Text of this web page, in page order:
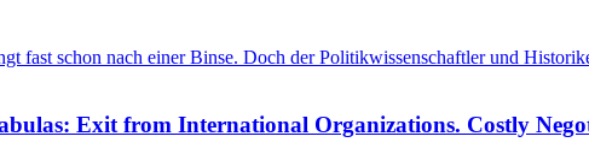
fast schon nach einer Binse. Doch der Politikwissenschaftler und
Exit from International Organizations. Costly